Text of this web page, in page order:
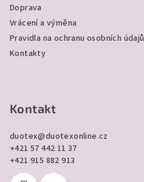
Doprava
Vrácení a výměna
Pravidla na ochranu osobních údajů
Kontakty
Kontakt
duotex@duotexonline.cz
+421 57 442 11 37
+421 915 882 913